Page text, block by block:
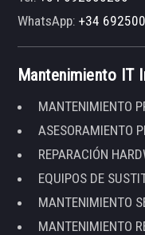
WhatsApp:+34
Mantenimiento IT
MANTENIMIENTO
ASESORAMIENTO
REPARACIÓN
EQUIPOS DE
MANTENIMIENTO
MANTENIMIENTO